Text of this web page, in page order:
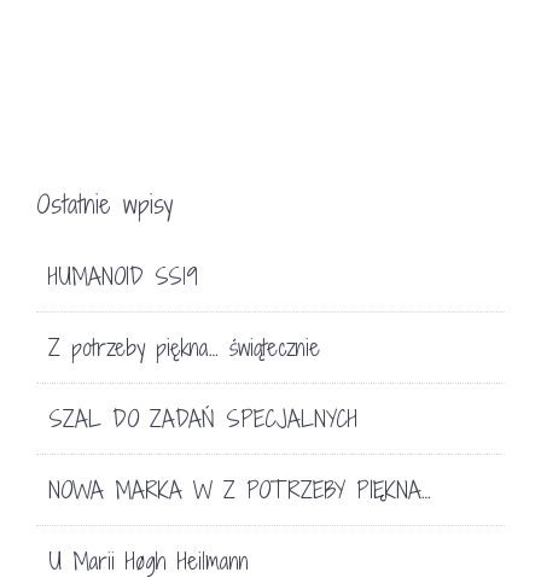
Ostatnie wpisy
HUMANOID SS19
Z potrzeby piękna… świątecznie
SZAL DO ZADAŃ SPECJALNYCH
NOWA MARKA W Z POTRZEBY PIĘKNA…
U Marii Høgh Heilmann